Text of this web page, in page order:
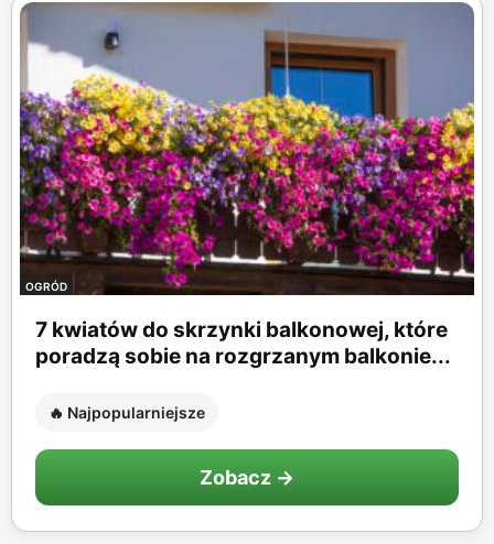
OGRÓD
7 kwiatów do skrzynki balkonowej, które
poradzą sobie na rozgrzanym balkonie...
🔥 Najpopularniejsze
Zobacz →